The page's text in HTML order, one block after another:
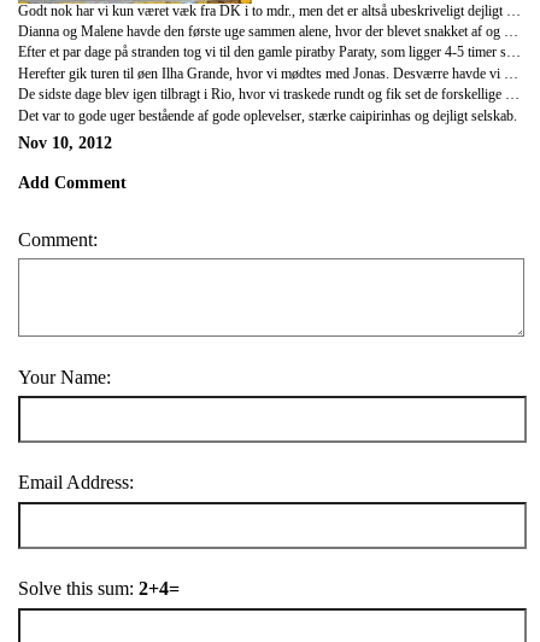
Dianna og Malene havde den første uge sammen alene, hvor der blevet snakket af og spist rugbrød på stranden. De første dage gik med ren afslapning på Copacabana og Ipanema, som man jo SKAL opleve, når man er i Rio. Vi var så heldige at få lov til at opleve strandlivet på en søndag, hvor de fleste brasilianere jo har fri. Og der var gang i den! Stranden var proppet med glade brasilianere, der drak øl, slangede sig i deres alt for små bikinier og tanga-trusser og som øvede både capoeira og samba på stranden.
Efter et par dage på stranden tog vi til den gamle piratby Paraty, som ligger 4-5 timer syd for Rio. Byen er en smuk by bestående af hvide lave huse med vinduer og døre i skarpe farve og udelukkende brostensbelagte gader. Det var her, vi oplevede en pludselig strømafbrydelse af hele byen - selvfølgelig lige efter et restaurantbesøg i den anden ende af byen, hvilket gjorde det til en udfordring at komme hjem. Men vores Havaianas førte os sikkert hjem af de brostensbelagte gader i bulder-mørke. Det er den sydamerikanske charme. I Paraty var vi på en tre timers galoperende ridetur gennem junglen i ægte western style. Vi red op og ned af stejle skranter, gennem floder og hen til forskellige vandfald. Vi besøgte også et sted, hvor vi så, hvordan man laver cachaca. Og ja, det indebar smagsprøver. Ved ikke, hvor ansvarligt det var. Derudover var vi med et stort piratskib på en heldagstur, hvor vi sejlede hen til fire forskellige strande, hvor vi havde mulighed for at snorkle og bare nyde solen og de hvide strande. Vi var de eneste turister ombord på båden, hvilket betød, at vi blev betragtet som en stor seværdighed. Folk ville have taget billeder med de to blegfede, og dagen gik med at lave sange om de to kvinder "fra-det-dér-Danmark".
Herefter gik turen til øen Ilha Grande, hvor vi mødtes med Jonas. Desværre havde vi her dårligt vej alle fire dage. Regn, regn og regn. Det bremsede os dog ikke i at udforske den smukke ø med nogle hikes, hvor vi udover den flotte natur bl.a. så aber og kollibrier. På Ilha Grande hiker man ofte ud til de mest fantastiske og øde strande, hvorefter man som oftest har mulighed for at tage en båd tilbage. På en af vores bådture var vi også så heldige at se en pingvin - Malene, som er den største fan af pingviner, var ved at falde i vandet af bare begejstring. Ilha Grande er en virkelig smuk ø uden nogen form for motortrafik, så det var virkelig et afbræk i forhold til det storbyliv, vi er vant til.
De sidste dage blev igen tilbragt i Rio, hvor vi traskede rundt og fik set de forskellige bydele. Derudover var vi oppe og se den enorme kristusfigur, vi var på en 3-timers favelatur, hvor vi blev præsenteret for Rio's 'slum' og på besøg på en sambaskole bestående af 2000 glade brasilianere, der øvede til næste års karneval.
Det var to gode uger bestående af gode oplevelser, stærke caipirinhas og dejligt selskab.
Nov 10, 2012
Add Comment
Comment:
Your Name:
Email Address:
Solve this sum: 2+4=